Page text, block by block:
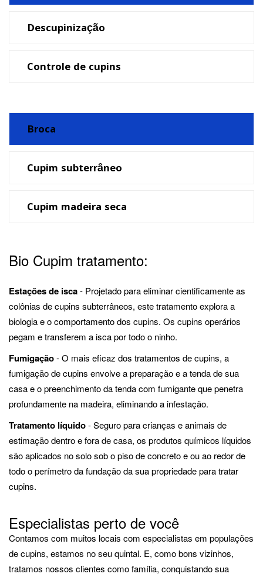
Descupinização
Controle de cupins
Broca
Cupim subterrâneo
Cupim madeira seca
Bio Cupim tratamento:
Estações de isca- Projetado para eliminar cientificamente as
colônias de cupins subterrâneos, este tratamento explora a
biologia e o comportamento dos cupins. Os cupins operários
pegam e transferem a isca por todo o ninho.
Fumigação- O mais eficaz dos tratamentos de cupins, a
fumigação de cupins envolve a preparação e a tenda de sua
casa e o preenchimento da tenda com fumigante que penetra
profundamente na madeira, eliminando a infestação.
Tratamento líquido- Seguro para crianças e animais de
estimação dentro e fora de casa, os produtos químicos líquidos
são aplicados no solo sob o piso de concreto e ou ao redor de
todo o perímetro da fundação da sua propriedade para tratar
cupins.
Especialistas perto de você
Contamos com muitos locais com especialistas em populações
de cupins, estamos no seu quintal. E, como bons vizinhos,
tratamos nossos clientes como família, conquistando sua